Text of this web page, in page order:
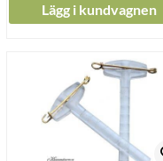
Lägg i kundvagnen